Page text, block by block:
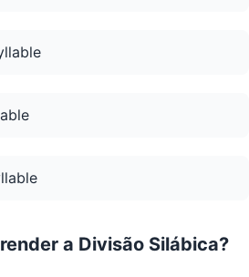
a Divisão Silábica?